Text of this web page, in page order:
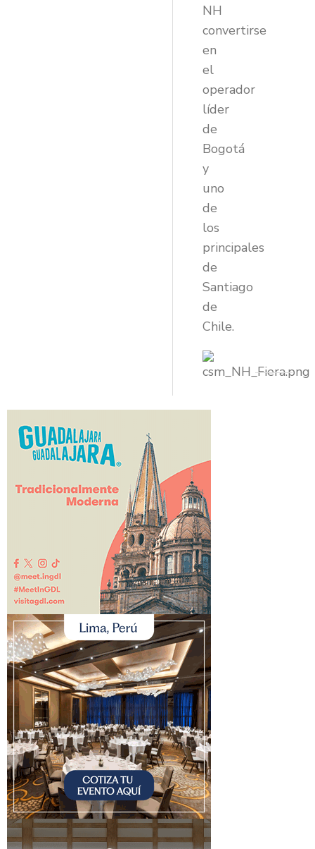
NH
convertirse
en
el
operador
líder
de
Bogotá
y
uno
de
los
principales
de
Santiago
de
Chile.